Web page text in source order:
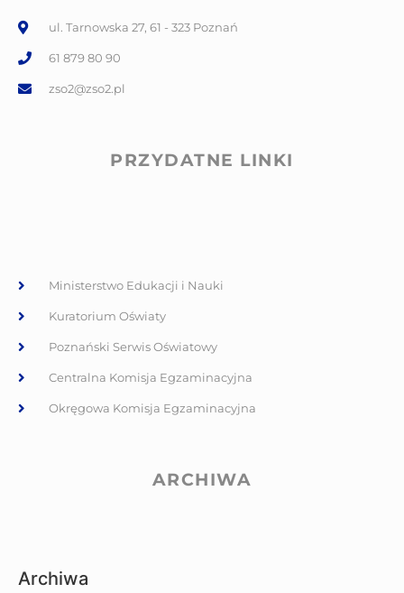
ul. Tarnowska 27, 61 - 323 Poznań
61 879 80 90
zso2@zso2.pl
PRZYDATNE LINKI
Ministerstwo Edukacji i Nauki
Kuratorium Oświaty
Poznański Serwis Oświatowy
Centralna Komisja Egzaminacyjna
Okręgowa Komisja Egzaminacyjna
ARCHIWA
Archiwa